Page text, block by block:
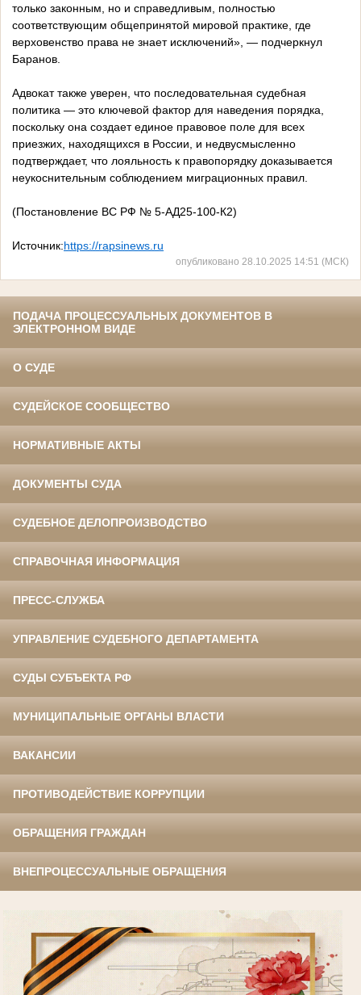
только законным, но и справедливым, полностью
соответствующим общепринятой мировой практике, где
верховенство права не знает исключений», — подчеркнул
Баранов.
Адвокат также уверен, что последовательная судебная
политика — это ключевой фактор для наведения порядка,
поскольку она создает единое правовое поле для всех
приезжих, находящихся в России, и недвусмысленно
подтверждает, что лояльность к правопорядку доказывается
неукоснительным соблюдением миграционных правил.
(Постановление ВС РФ № 5-АД25-100-К2)
Источник:https://rapsinews.ru
опубликовано 28.10.2025 14:51 (МСК)
ПОДАЧА ПРОЦЕССУАЛЬНЫХ ДОКУМЕНТОВ В
ЭЛЕКТРОННОМ ВИДЕ
О СУДЕ
СУДЕЙСКОЕ СООБЩЕСТВО
НОРМАТИВНЫЕ АКТЫ
ДОКУМЕНТЫ СУДА
СУДЕБНОЕ ДЕЛОПРОИЗВОДСТВО
СПРАВОЧНАЯ ИНФОРМАЦИЯ
ПРЕСС-СЛУЖБА
УПРАВЛЕНИЕ СУДЕБНОГО ДЕПАРТАМЕНТА
СУДЫ СУБЪЕКТА РФ
МУНИЦИПАЛЬНЫЕ ОРГАНЫ ВЛАСТИ
ВАКАНСИИ
ПРОТИВОДЕЙСТВИЕ КОРРУПЦИИ
ОБРАЩЕНИЯ ГРАЖДАН
ВНЕПРОЦЕССУАЛЬНЫЕ ОБРАЩЕНИЯ